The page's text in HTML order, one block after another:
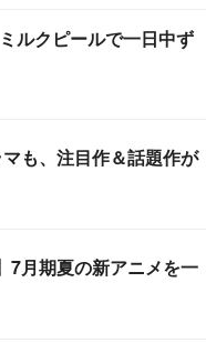
ルクピールで一日中ず
も、注目作＆話題作が
7月期夏の新アニメを一